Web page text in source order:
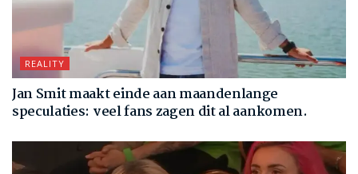
REALITY
Jan Smit maakt einde aan maandenlange
speculaties: veel fans zagen dit al aankomen.